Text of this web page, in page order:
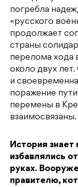
погребла
«русского
продолжает
страны
перелома хода
около двух лет.
и
поражение
перемены в
взаимосвязаны.
История
избавлялись
руках.
правителю,